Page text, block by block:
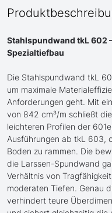
Stahlspundwand tkL 602
Spezialtiefbau
Die Stahlspundwand tkL
um maximale
Anforderungen geht. Mit
von 842 cm³/m schließt
leichteren Profilen der
Ausführungen ab tkL 603,
Boden zu rammen. Die
die Larssen-Spundwand
Verhältnis von
moderaten Tiefen. Genau
verhindert teure